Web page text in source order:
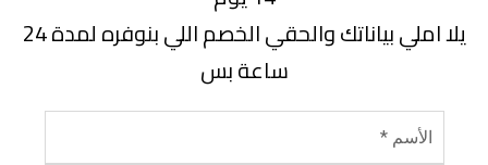
يلا املي بياناتك والحقي الخصم اللي بنوفره لمدة 24
ساعة بس